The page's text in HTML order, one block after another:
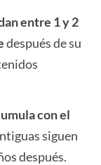
entre 1 y 2
después de su
con el
siguen
después.